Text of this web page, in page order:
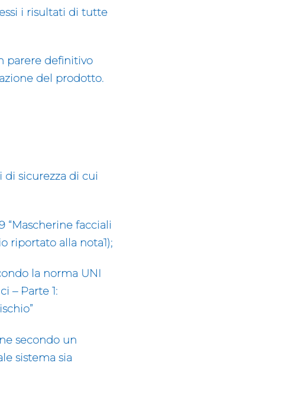
i risultati di tutte
parere definitivo
del prodotto.
sicurezza di cui
“Mascherine facciali
riportato alla nota1);
la norma UNI
– Parte 1:
secondo un
sistema sia